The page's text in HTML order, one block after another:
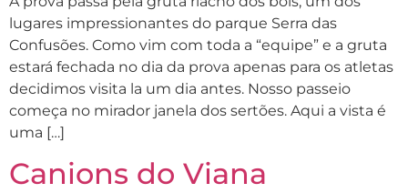
lugares impressionantes do parque Serra das
Confusões. Como vim com toda a “equipe” e a gruta
estará fechada no dia da prova apenas para os atletas
decidimos visita la um dia antes. Nosso passeio
começa no mirador janela dos sertões. Aqui a vista é
uma […]
Canions do Viana